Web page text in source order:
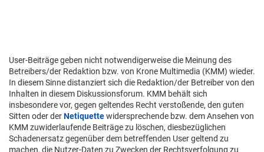
User-Beiträge geben nicht notwendigerweise die Meinung des
Betreibers/der Redaktion bzw. von Krone Multimedia (KMM) wieder.
In diesem Sinne distanziert sich die Redaktion/der Betreiber von den
Inhalten in diesem Diskussionsforum. KMM behält sich
insbesondere vor, gegen geltendes Recht verstoßende, den guten
Sitten oder derNetiquettewidersprechende bzw. dem Ansehen von
KMM zuwiderlaufende Beiträge zu löschen, diesbezüglichen
Schadenersatz gegenüber dem betreffenden User geltend zu
machen, die Nutzer-Daten zu Zwecken der Rechtsverfolgung zu